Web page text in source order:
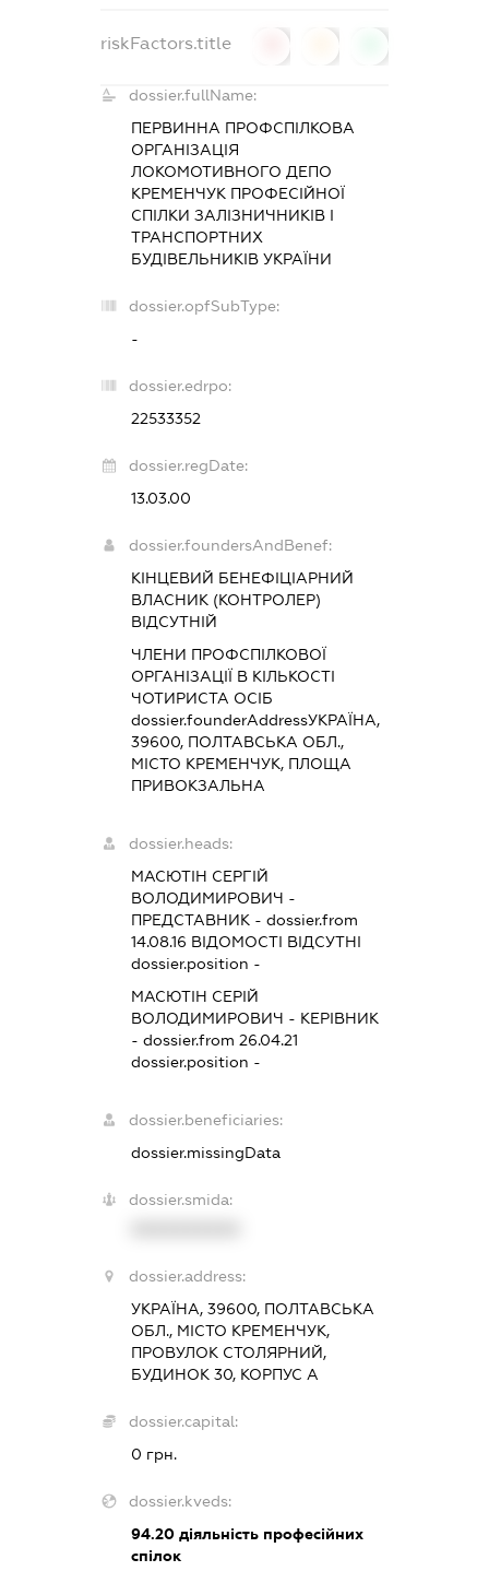
riskFactors.title
dossier.fullName:
ПЕРВИННА ПРОФСПІЛКОВА
ОРГАНІЗАЦІЯ
ЛОКОМОТИВНОГО ДЕПО
КРЕМЕНЧУК ПРОФЕСІЙНОЇ
СПІЛКИ ЗАЛІЗНИЧНИКІВ І
ТРАНСПОРТНИХ
БУДІВЕЛЬНИКІВ УКРАЇНИ
dossier.opfSubType:
-
dossier.edrpo:
22533352
dossier.regDate:
13.03.00
dossier.foundersAndBenef:
КІНЦЕВИЙ БЕНЕФІЦІАРНИЙ
ВЛАСНИК (КОНТРОЛЕР)
ВІДСУТНІЙ
ЧЛЕНИ ПРОФСПІЛКОВОЇ
ОРГАНІЗАЦІЇ В КІЛЬКОСТІ
ЧОТИРИСТА ОСІБ
dossier.founderAddressУКРАЇНА,
39600, ПОЛТАВСЬКА ОБЛ.,
МІСТО КРЕМЕНЧУК, ПЛОЩА
ПРИВОКЗАЛЬНА
dossier.heads:
МАСЮТІН СЕРГІЙ
ВОЛОДИМИРОВИЧ -
ПРЕДСТАВНИК - dossier.from
14.08.16 ВІДОМОСТІ ВІДСУТНІ
dossier.position -
МАСЮТІН СЕРІЙ
ВОЛОДИМИРОВИЧ - КЕРІВНИК
- dossier.from 26.04.21
dossier.position -
dossier.beneficiaries:
dossier.missingData
dossier.smida:
dossier.address:
УКРАЇНА, 39600, ПОЛТАВСЬКА
ОБЛ., МІСТО КРЕМЕНЧУК,
ПРОВУЛОК СТОЛЯРНИЙ,
БУДИНОК 30, КОРПУС А
dossier.capital:
0 грн.
dossier.kveds:
94.20діяльність професійних
спілок